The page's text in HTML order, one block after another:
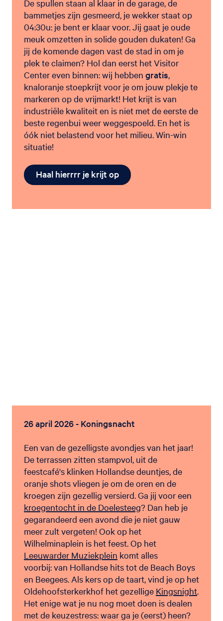
De spullen staan al klaar in de garage, de
bammetjes zijn gesmeerd, je wekker staat op
04:30u: je bent er klaar voor. Jij gaat je oude
meuk omzetten in solide gouden dukaten! Ga
jij de komende dagen vast de stad in om je
plek te claimen? Hol dan eerst het Visitor
Center even binnen: wij hebben gratis,
knaloranje stoepkrijt voor je om jouw plekje te
markeren op de vrijmarkt! Het krijt is van
industriële kwaliteit en is niet met de eerste de
beste regenbui weer weggespoeld. En het is
óók niet belastend voor het milieu. Win-win
situatie!
Haal hierrrr je krijt op
26 april 2026 - Koningsnacht
Een van de gezelligste avondjes van het jaar!
De terrassen zitten stampvol, uit de
feestcafé's klinken Hollandse deuntjes, de
oranje shots vliegen je om de oren en de
kroegen zijn gezellig versierd. Ga jij voor een
kroegentocht in de Doelesteeg? Dan heb je
gegarandeerd een avond die je niet gauw
meer zult vergeten! Ook op het
Wilhelminaplein is het feest. Op het
Leeuwarder Muziekplein komt alles
voorbij: van Hollandse hits tot de Beach Boys
en Beegees. Als kers op de taart, vind je op het
Oldehoofsterkerkhof het gezellige Kingsnight.
Het enige wat je nu nog moet doen is dealen
met de keuzestress: waar ga je (eerst) heen?